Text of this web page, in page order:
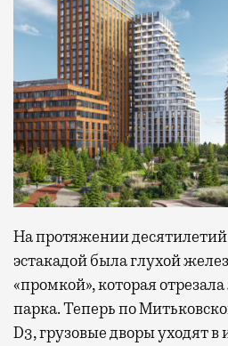
На протяжении
эстакадой была глухой
«промкой», которая
парка. Теперь по
D3, грузовые дворы уходят в